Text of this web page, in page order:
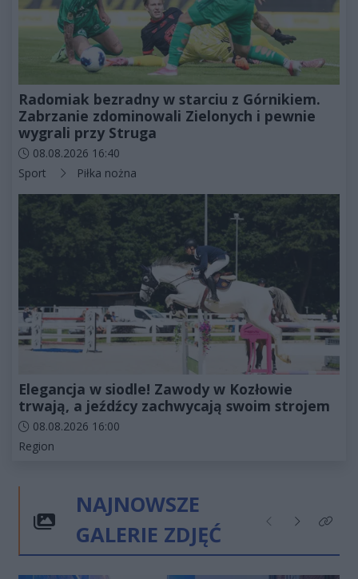
Radomiak bezradny w starciu z Górnikiem.
Zabrzanie zdominowali Zielonych i pewnie
wygrali przy Struga
Data dodania artykułu:
08.08.2026 16:40
Kategorie artykułu:
Sport Piłka nożna
Elegancja w siodle! Zawody w Kozłowie
trwają, a jeźdźcy zachwycają swoim strojem
Data dodania artykułu:
08.08.2026 16:00
Kategorie artykułu:
Region
NAJNOWSZE
GALERIE ZDJĘĆ
Poprzednie
NastępneKliknij